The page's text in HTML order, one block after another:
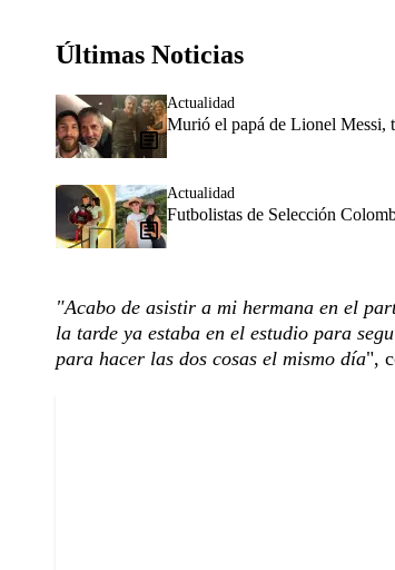
Últimas Noticias
Actualidad
Murió el papá de Lionel Messi,
Actualidad
Futbolistas de Selección
"Acabo de asistir a mi hermana en el
la tarde ya estaba en el estudio para
para hacer las dos cosas el mismo día",